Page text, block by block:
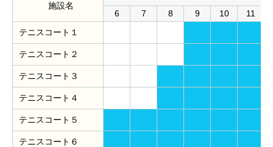
施設名
6
7 8 9 10 11
テニスコート１
テニスコート２
テニスコート３
テニスコート４
テニスコート５
テニスコート６